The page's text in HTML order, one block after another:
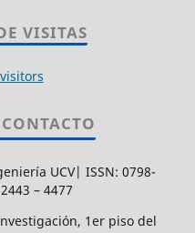
VISITAS
UCV| ISSN: 0798-
– 4477
1er piso del